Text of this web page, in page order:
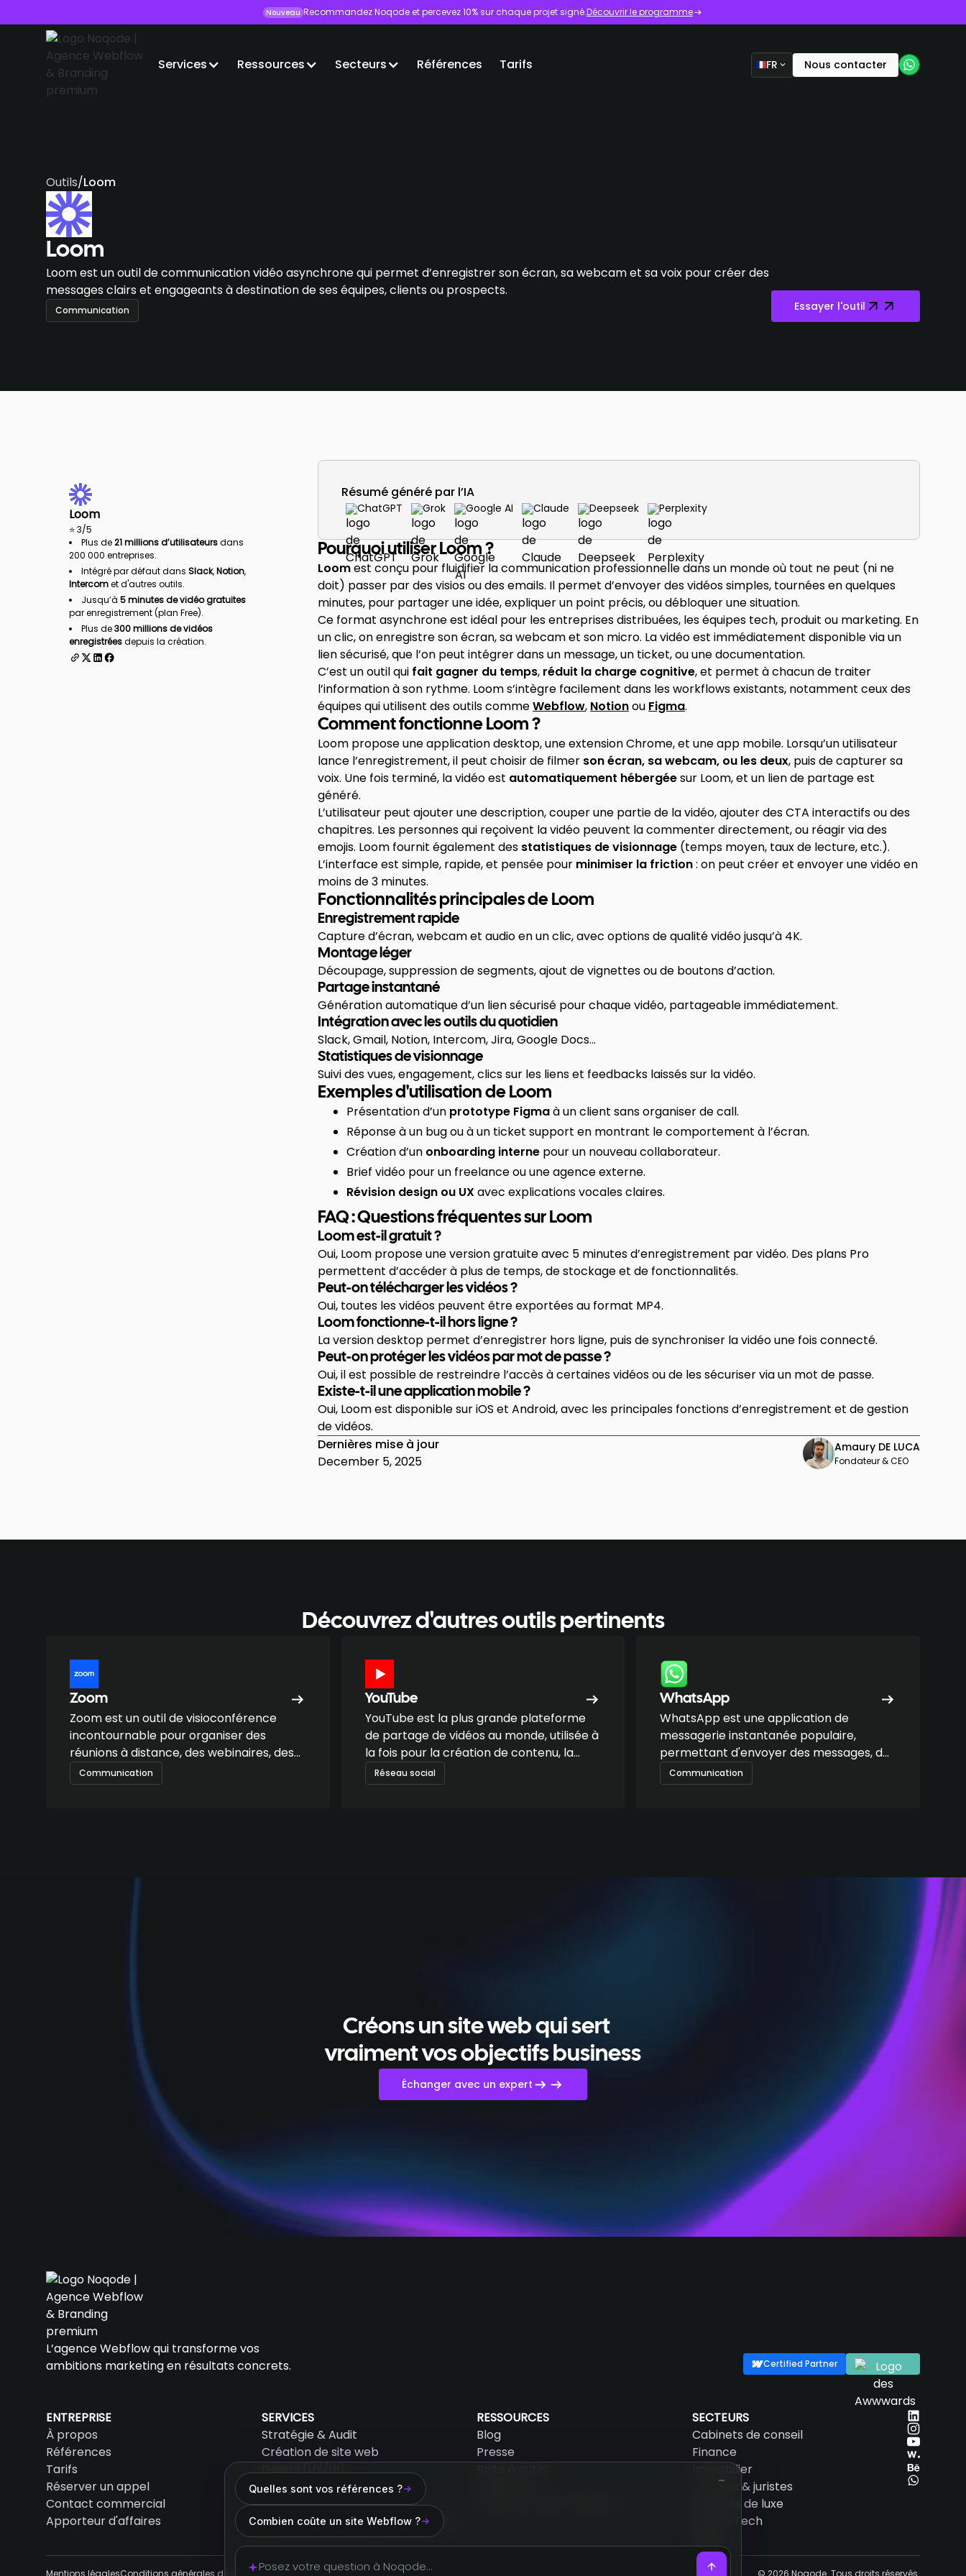
Nouveau Recommandez Noqode et percevez 10% sur chaque projet signé.Découvrir le programme
Services Ressources Secteurs Références Tarifs FR Nous contacter
Outils/Loom
Loom
Loom est un outil de communication vidéo asynchrone qui permet d’enregistrer son écran, sa webcam et sa voix pour créer des
messages clairs et engageants à destination de ses équipes, clients ou prospects.
Communication Essayer l'outil
Loom
⭐3/5
Plus de21 millions d’utilisateursdans
200 000 entreprises.
Intégré par défaut dans Slack,Notion,
Intercomet d'autres outils.
Jusqu’à 5 minutes de vidéo gratuites
par enregistrement (plan Free).
Plus de300 millions de vidéos
enregistréesdepuis la création.
Résumé généré par l’IA
ChatGPT Grok Google AI Claude Deepseek Perplexity
Pourquoi utiliser Loom ?
Loomest conçu pour fluidifier la communication professionnelle dans un monde où tout ne peut (ni ne
doit) passer par des visios ou des emails. Il permet d’envoyer des vidéos simples, tournées en quelques
minutes, pour partager une idée, expliquer un point précis, ou débloquer une situation.
Ce format asynchrone est idéal pour les entreprises distribuées, les équipes tech, produit ou marketing. En
un clic, on enregistre son écran, sa webcam et son micro. La vidéo est immédiatement disponible via un
lien sécurisé, que l’on peut intégrer dans un message, un ticket, ou une documentation.
C’est un outil qui fait gagner du temps, réduit la charge cognitive, et permet à chacun de traiter
l’information à son rythme. Loom s’intègre facilement dans les workflows existants, notamment ceux des
équipes qui utilisent des outils commeWebflow, Notionou Figma.
Comment fonctionne Loom ?
Loom propose une application desktop, une extension Chrome, et une app mobile. Lorsqu’un utilisateur
lance l’enregistrement, il peut choisir de filmer son écran, sa webcam, ou les deux, puis de capturer sa
voix. Une fois terminé, la vidéo est automatiquement hébergéesur Loom, et un lien de partage est
généré.
L’utilisateur peut ajouter une description, couper une partie de la vidéo, ajouter des CTA interactifs ou des
chapitres. Les personnes qui reçoivent la vidéo peuvent la commenter directement, ou réagir via des
emojis. Loom fournit également des statistiques de visionnage (temps moyen, taux de lecture, etc.).
L’interface est simple, rapide, et pensée pour minimiser la friction: on peut créer et envoyer une vidéo en
moins de 3 minutes.
Fonctionnalités principales de Loom
Enregistrement rapide
Capture d’écran, webcam et audio en un clic, avec options de qualité vidéo jusqu’à 4K.
Montage léger
Découpage, suppression de segments, ajout de vignettes ou de boutons d’action.
Partage instantané
Génération automatique d’un lien sécurisé pour chaque vidéo, partageable immédiatement.
Intégration avec les outils du quotidien
Slack, Gmail, Notion, Intercom, Jira, Google Docs…
Statistiques de visionnage
Suivi des vues, engagement, clics sur les liens et feedbacks laissés sur la vidéo.
Exemples d'utilisation de Loom
Présentation d’un prototype Figmaà un client sans organiser de call.
Réponse à un bug ou à un ticket support en montrant le comportement à l’écran.
Création d’un onboarding interne pour un nouveau collaborateur.
Brief vidéo pour un freelance ou une agence externe.
Révision design ou UXavec explications vocales claires.
FAQ : Questions fréquentes sur Loom
Loom est-il gratuit ?
Oui, Loom propose une version gratuite avec 5 minutes d’enregistrement par vidéo. Des plans Pro
permettent d’accéder à plus de temps, de stockage et de fonctionnalités.
Peut-on télécharger les vidéos ?
Oui, toutes les vidéos peuvent être exportées au format MP4.
Loom fonctionne-t-il hors ligne ?
La version desktop permet d’enregistrer hors ligne, puis de synchroniser la vidéo une fois connecté.
Peut-on protéger les vidéos par mot de passe ?
Oui, il est possible de restreindre l’accès à certaines vidéos ou de les sécuriser via un mot de passe.
Existe-t-il une application mobile ?
Oui, Loom est disponible sur iOS et Android, avec les principales fonctions d’enregistrement et de gestion
de vidéos.
Dernières mise à jour
December 5, 2025
Amaury DE LUCA
Fondateur & CEO
Découvrez d'autres outils pertinents
Zoom
Zoom est un outil de visioconférence
incontournable pour organiser des
réunions à distance, des webinaires, des
événements hybrides ou des sessions
collaboratives, accessible sur tous les
Communication
YouTube
YouTube est la plus grande plateforme
de partage de vidéos au monde, utilisée à
la fois pour la création de contenu, la
stratégie marketing, la formation et
l’acquisition de trafic qualifié.
Réseau social
WhatsApp
WhatsApp est une application de
messagerie instantanée populaire,
permettant d'envoyer des messages, des
fichiers et des appels en temps réel via
Internet.
Communication
Créons un site web qui sert
vraiment vos objectifs business
Échanger avec un expert
L’agence Webflow qui transforme vos
ambitions marketing en résultats concrets.
Certified Partner
ENTREPRISE
À propos
Références
Tarifs
Réserver un appel
Contact commercial
Apporteur d'affaires
SERVICES
Stratégie & Audit
Création de site web
Design (UX/UI)
SEO & AEO
IA & Automatisation
Accompagnement & Maintenance
RESSOURCES
Blog
Presse
SECTEURS
Cabinets de conseil
Finance
Immobilier
Avocats & juristes
Marques de luxe
SaaS & Tech
FR
Mentions légalesConditions générales de ventes Cookies © 2026 Noqode. Tous droits réservés.
Quelles sont vos références ?
Combien coûte un site Webflow ?